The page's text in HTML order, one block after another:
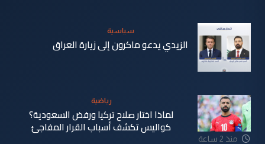
سياسية
الزيدي يدعو ماكرون إلى زيارة العراق
منذ 2 ساعة
رياضية
لماذا اختار صلاح تركيا ورفض السعودية؟
كواليس تكشف أسباب القرار المفاجئ